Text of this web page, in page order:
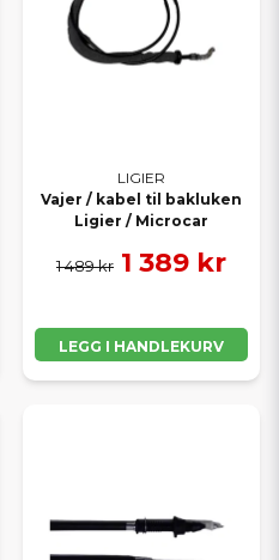
LIGIER
Vajer / kabel til bakluken
Ligier / Microcar
1 489 kr 1 389 kr
LEGG I HANDLEKURV